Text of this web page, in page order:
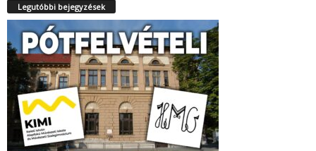
Legutóbbi bejegyzések